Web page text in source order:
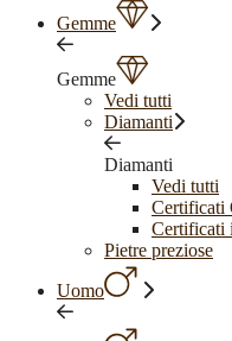
Gemme
Gemme
Vedi tutti
Diamanti
Diamanti
Vedi tutti
Certificati
Certificati
Pietre preziose
Uomo